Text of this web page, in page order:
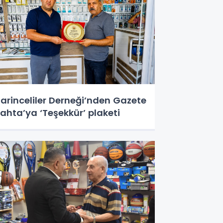
Derneği’nden Gazete
‘Teşekkür’ plaketi